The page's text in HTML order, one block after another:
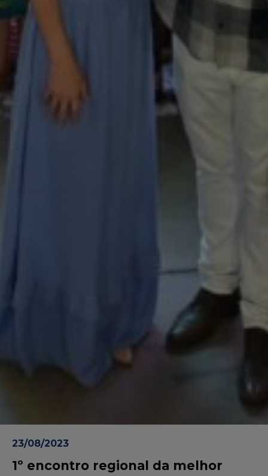
23/08/2023
1º encontro regional da melhor